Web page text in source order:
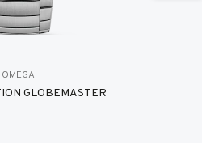
OMEGA
GLOBEMASTER